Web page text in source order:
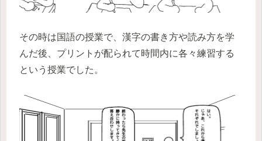
その時は国語の授業で、漢字の書き方や読み方を学
んだ後、プリントが配られて時間内に各々練習する
という授業でした。